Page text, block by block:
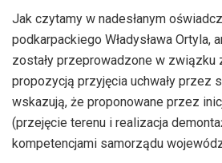
Jak czytamy w nadesłanym
podkarpackiego Władysława Ortyla,
zostały przeprowadzone w związku
propozycją przyjęcia uchwały przez
wskazują, że proponowane przez
(przejęcie terenu i realizacja
kompetencjami samorządu